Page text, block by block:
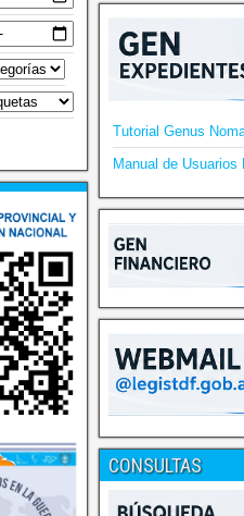
Tutorial Genus
Manual de
CONSULTAS